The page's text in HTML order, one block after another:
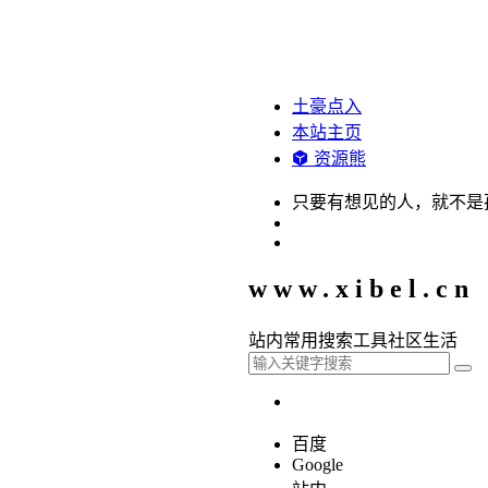
土豪点入
本站主页
资源熊
只要有想见的人，就不是
www.xibel.cn
站内常用搜索工具社区生活
百度
Google